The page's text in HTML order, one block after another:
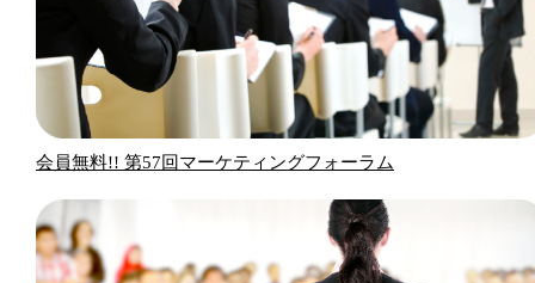
会員無料!! 第57回マーケティングフォーラム